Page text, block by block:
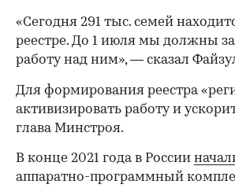
«Сегодня 291 тыс. семей
реестре. До 1 июля мы должны
работу над ним», — сказал
Для формирования реестра
активизировать работу и
глава Минстроя.
В конце 2021 года в России
аппаратно-программный